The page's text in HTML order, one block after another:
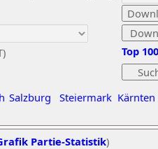
Salzburg Steiermark Kärnten
Top 100
Partie-Statistik)